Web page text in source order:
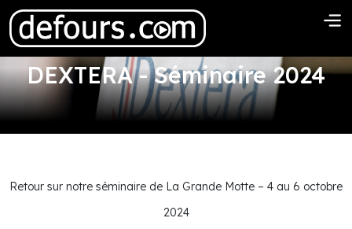
DEXTERA - Séminaire 2024
Retour sur notre séminaire de La Grande Motte – 4 au 6 octobre
2024